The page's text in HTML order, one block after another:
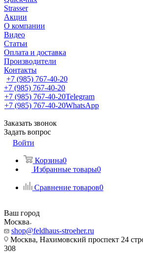
Strasser
Акции
О компании
Видео
Статьи
Оплата и доставка
Производители
Контакты
+7 (985) 767-40-20
+7 (985) 767-40-20
+7 (985) 767-40-20Telegram
+7 (985) 767-40-20WhatsApp
Заказать звонок
Задать вопрос
Войти
Корзина0
Избранные товары0
Сравнение товаров0
Ваш город
Москва
shop@feldhaus-stroeher.ru
Москва, Нахимовский проспект 24
308